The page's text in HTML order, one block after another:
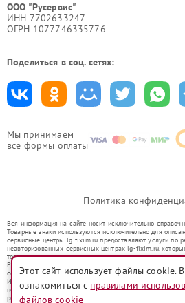
Мы принимаем
все формы оплаты
ООО "Русервис"
ИНН 7702633247
ОГРН 1077746335776
Поделиться в соц. сетях:
Политика
Вся информация на сайте носит исключительно
Товарные знаки используются исключительно для
сервисные центры lg-fixim.ru предоставляют услуги по
неавторизованных сервисных центрах lg-fixim.ru,
товарных знаков или их официальными представителями.
Ремонт осуществляется для устройств, уже введенных в
со статьей 1487 ГК РФ.
Использование товарных знаков не преследует цели
потребителей в заблуждение, а служит для
ремонту техники указанных брендов.
Этот сайт использует файлы cookie.
ознакомиться с правилами
файлов cookie